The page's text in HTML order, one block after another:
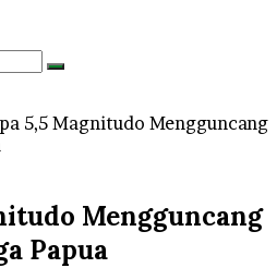
Search
5,5 Magnitudo Mengguncang
Mengguncang
Papua